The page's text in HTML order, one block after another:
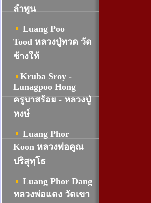
ลำพูน
Luang Poo
Tood หลวงปู่ทวด วัด
ช้างให้
Kruba Sroy -
Lunagpoo Hong
ครูบาสร้อย - หลวงปู่
หงษ์
Luang Phor
Koon หลวงพ่อคูณ
ปริสุทฺโธ
Luang Phor Dang
หลวงพ่อแดง วัดเขา